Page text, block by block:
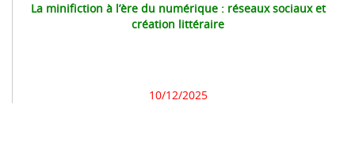
La minifiction à l’ère du numérique : réseaux sociaux et
création littéraire
10/12/2025